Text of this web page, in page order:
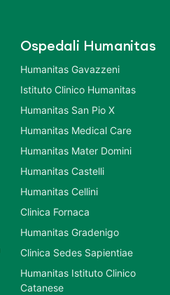
Ospedali Humanitas
Humanitas Gavazzeni
Istituto Clinico Humanitas
Humanitas San Pio X
Humanitas Medical Care
Humanitas Mater Domini
Humanitas Castelli
Humanitas Cellini
Clinica Fornaca
Humanitas Gradenigo
Clinica Sedes Sapientiae
Humanitas Istituto Clinico
Catanese